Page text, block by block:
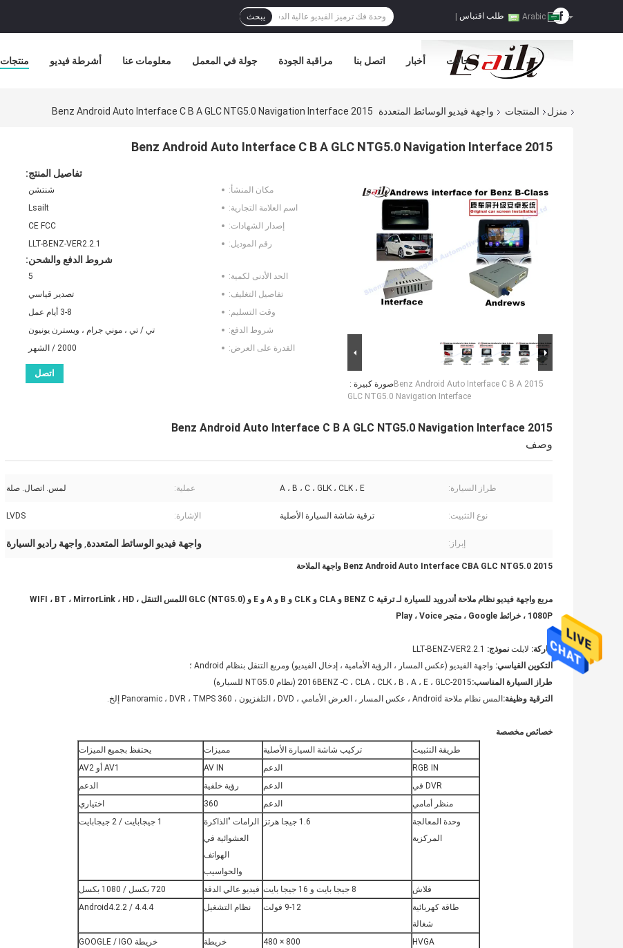
طلب اقتباس يبحث
منتجات أشرطة فيديو معلومات عنا جولة في المعمل مراقبة الجودة اتصل بنا أخبار حالات
منزل المنتجات واجهة فيديو الوسائط المتعددة 2015 Benz Android Auto Interface C B A GLC NTG5.0 Navigation Interface
2015 Benz Android Auto Interface C B A GLC NTG5.0 Navigation Interface
صورة كبيرة :2015 Benz Android Auto Interface C B A
GLC NTG5.0 Navigation Interface
تفاصيل المنتج:
مكان المنشأ:
شنتشن
اسم العلامة التجارية:
Lsailt
إصدار الشهادات:
CE FCC
رقم الموديل:
LLT-BENZ-VER2.2.1
شروط الدفع والشحن:
الحد الأدنى لكمية:
5
تفاصيل التغليف:
تصدير قياسي
وقت التسليم:
3-8 أيام عمل
شروط الدفع:
تي / تي ، موني جرام ، ويسترن يونيون
القدرة على العرض:
2000 / الشهر
اتصل
2015 Benz Android Auto Interface C B A GLC NTG5.0 Navigation Interface
وصف
طراز السيارة: A ، B ، C ، GLK ، CLK ، E عملية: لمس. اتصال. صلة
نوع التثبيت: ترقية شاشة السيارة الأصلية الإشارة: LVDS
إبراز: واجهة فيديو الوسائط المتعددة, واجهة راديو السيارة
2015 Benz Android Auto Interface CBA GLC NTG5.0 واجهة الملاحة
مربع واجهة فيديو نظام ملاحة أندرويد للسيارة لـترقية BENZ C و CLA و CLK و B و A و E و GLC (NTG5.0) اللمس التنقل ، WIFI ، BT ، MirrorLink ، HD
1080P ، خرائط Google ،
متجر Play ، Voice
ماركة: لايلت نموذج:
التكوين القياسي: واجهة الفيديو (عكس المسار ، الرؤية الأمامية ، إدخال الفيديو) ومربع التنقل بنظام Android ؛
طراز السيارة المناسب:2015-2016BENZ -C ، CLA ، CLK ، B ، A ، E ، GLC (نظام NTG5.0 للسيارة)
الترقية وظيفة: المس نظام ملاحة Android ، عكس المسار ، العرض الأمامي ، DVD ، التلفزيون ، 360 Panoramic ، DVR ، TMPS إلخ.
خصائص مخصصة
طريقة التثبيت
تركيب شاشة السيارة الأصلية مميزات
يحتفظ بجميع الميزات
RGB IN
الدعم AV IN
AV1 أو AV2
DVR في
الدعم رؤية خلفية
الدعم
منظر أمامي
الدعم 360
اختياري
وحدة المعالجة
المركزية
1.6 جيجا هرتز
الرامات "الذاكرة
العشوائية في
الهواتف
والحواسيب
1 جيجابايت / 2 جيجابايت
فلاش 8 جيجا بايت و 16 جيجا بايت فيديو عالي الدقة
720 بكسل / 1080 بكسل
طاقة كهربائية
شغالة
9-12 فولت نظام التشغيل Android4.2.2 / 4.4.4
HVGA
800 × 480 خريطة
خريطة GOOGLE / IGO